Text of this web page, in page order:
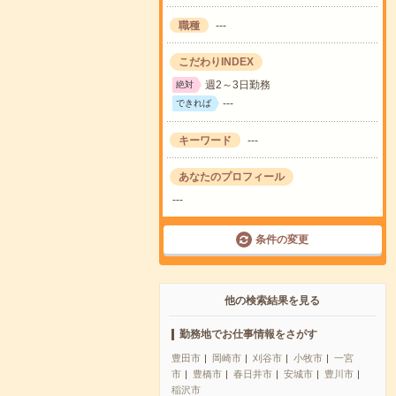
職種 ---
こだわりINDEX
絶対 週2～3日勤務
できれば ---
キーワード ---
あなたのプロフィール
---
条件の変更
他の検索結果を見る
勤務地でお仕事情報をさがす
豊田市 岡崎市 刈谷市 小牧市
一宮
市
豊橋市 春日井市 安城市
豊川市
稲沢市